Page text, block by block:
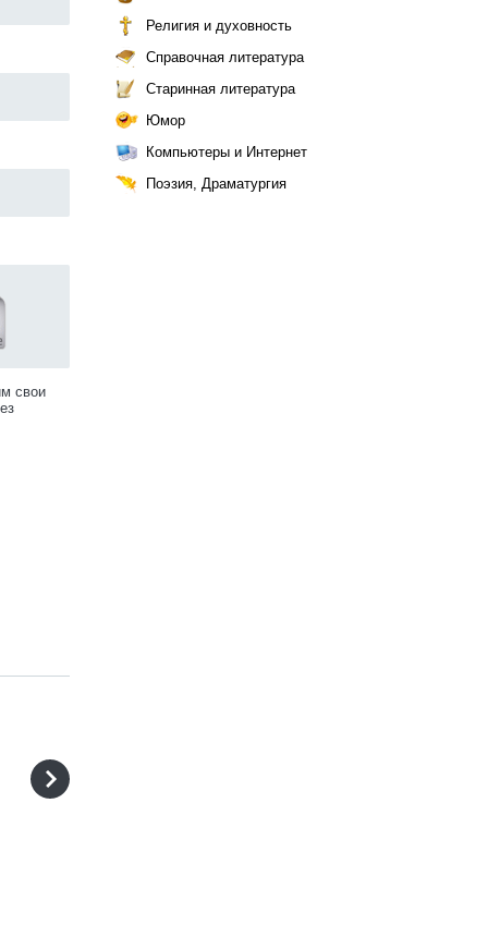
свои
Религия и духовность
Справочная литература
Старинная литература
Юмор
Компьютеры и Интернет
Поэзия, Драматургия